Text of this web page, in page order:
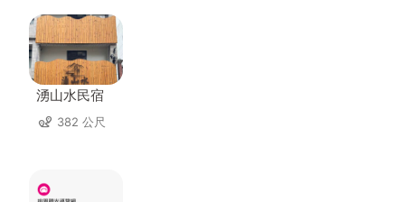
湧山水民宿
382 公尺